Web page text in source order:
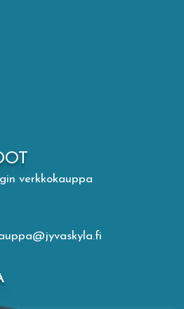
festivaali
verkkokauppa